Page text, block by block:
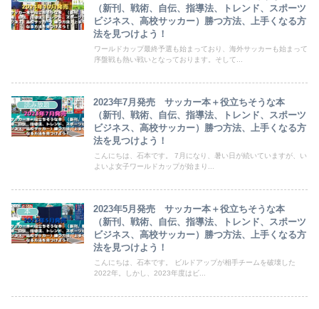
（新刊、戦術、自伝、指導法、トレンド、スポーツ
ビジネス、高校サッカー）勝つ方法、上手くなる方
法を見つけよう！
ワールドカップ最終予選も始まっており、海外サッカーも始まって
序盤戦も熱い戦いとなっております。そして...
読み放題
2023年7月発売 サッカー本＋役立ちそうな本
（新刊、戦術、自伝、指導法、トレンド、スポーツ
ビジネス、高校サッカー）勝つ方法、上手くなる方
法を見つけよう！
こんにちは、石本です。 7月になり、暑い日が続いていますが、い
よいよ女子ワールドカップが始まり...
本
2023年5月発売 サッカー本＋役立ちそうな本
（新刊、戦術、自伝、指導法、トレンド、スポーツ
ビジネス、高校サッカー）勝つ方法、上手くなる方
法を見つけよう！
こんにちは、石本です。 ビルドアップが相手チームを破壊した
2022年。しかし、2023年度はビ...